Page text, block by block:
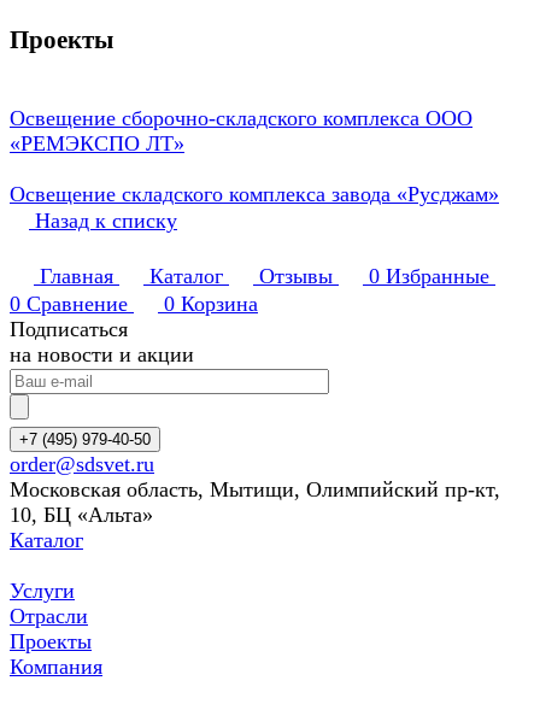
Проекты
Освещение сборочно-складского комплекса ООО
«РЕМЭКСПО ЛТ»
Освещение складского комплекса завода «Русджам»
Назад к списку
Главная Каталог Отзывы 0 Избранные
0 Сравнение 0 Корзина
Подписаться
на новости и акции
+7 (495) 979-40-50
order@sdsvet.ru
Московская область, Мытищи, Олимпийский пр-кт,
10, БЦ «Альта»
Каталог
Услуги
Отрасли
Проекты
Компания